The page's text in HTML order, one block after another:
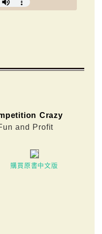
Crazy
and Profit
購買原書中文版